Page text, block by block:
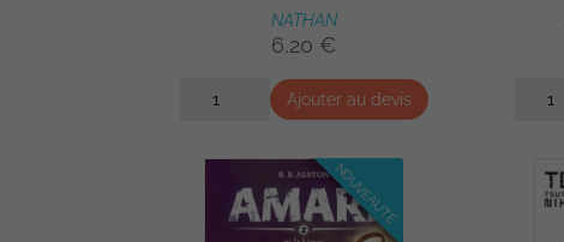
NATHAN
6,20 €
Ajouter au devis
NOUVEAUTÉ